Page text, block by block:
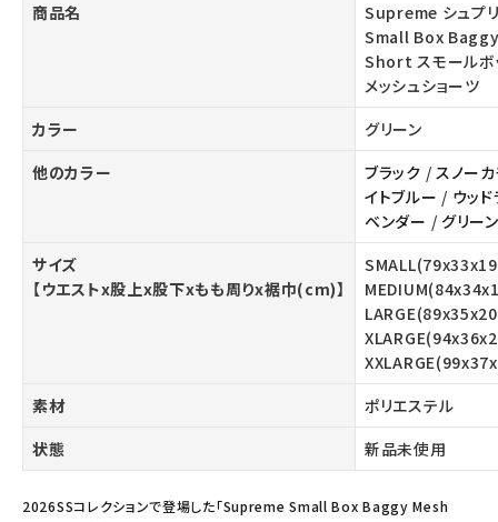
商品名
Supreme シュプ
Small Box
Short スモールボ
メッシュショーツ
カラー
グリーン
他のカラー
ブラック / スノー
イトブルー / ウッ
ベンダー / グリーン
サイズ
【ウエストx股上x股下xもも周りx裾巾(cm)】
素材
ポリエステル
状態
新品未使用
2026SSコレクションで登場した「Supreme Small Box Baggy Mesh